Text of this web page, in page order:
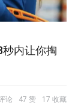
内让你掏
论 47 赞 17 收藏